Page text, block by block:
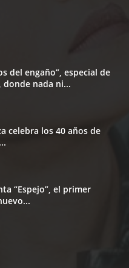
del engaño”, especial de
nada ni...
celebra los 40 años de
“Espejo”, el primer